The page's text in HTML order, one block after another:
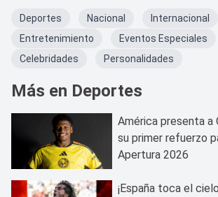
Deportes Nacional
Internacional
Entretenimiento
Eventos Especiales
Celebridades
Personalidades
Más en Deportes
América presenta a
su primer refuerzo
Apertura 2026
¡España toca el